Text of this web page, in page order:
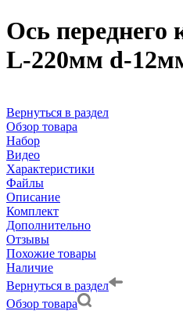
Ось переднего
L-220мм d-
Вернуться в раздел
Обзор товара
Набор
Видео
Характеристики
Файлы
Описание
Комплект
Дополнительно
Отзывы
Похожие товары
Наличие
Вернуться в раздел
Обзор товара